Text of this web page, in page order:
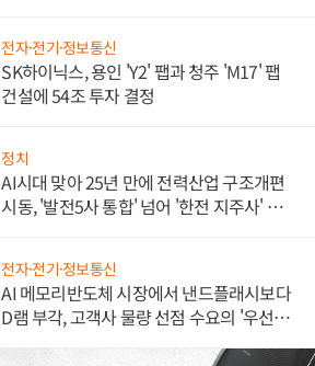
전자·전기·정보통신
SK하이닉스, 용인 'Y2' 팹과 청주 'M17' 팹
건설에 54조 투자 결정
정치
AI시대 맞아 25년 만에 전력산업 구조개편
시동, '발전5사 통합' 넘어 '한전 지주사' 재편
전자·전기·정보통신
AI 메모리반도체 시장에서 낸드플래시보다
D램 부각, 고객사 물량 선점 수요의 '우선순